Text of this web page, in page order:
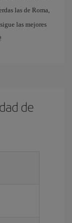
las de Roma,
las mejores
de